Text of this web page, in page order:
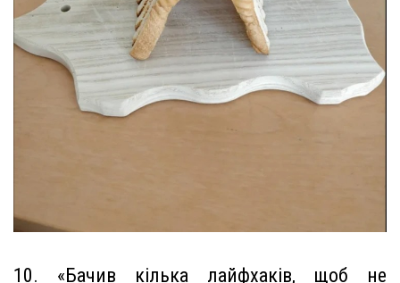
10. «Бачив кілька лайфхаків, щоб не